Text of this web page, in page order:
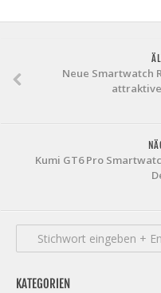
Neue Smartwatch
Kumi GT6 Pro
KATEGORIEN